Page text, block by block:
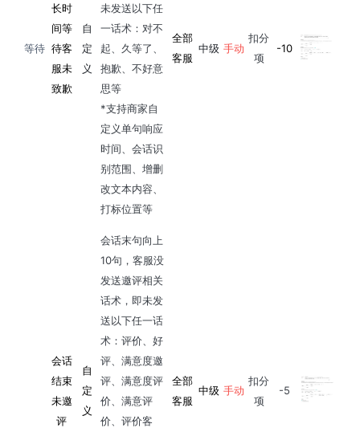
等待
长时
间等
待客
服未
致歉
自
定
义
未发送以下任
一话术：对不
起、久等了、
抱歉、不好意
思等
*支持商家自
定义单句响应
时间、会话识
别范围、增删
改文本内容、
打标位置等
全部
客服
中级 手动
扣分
项
-10
会话
结束
未邀
评
自
定
义
会话末句向上
10句，客服没
发送邀评相关
话术，即未发
送以下任一话
术：评价、好
评、满意度邀
评、满意度评
价、满意评
价、评价客
全部
客服
中级 手动
扣分
项
-5